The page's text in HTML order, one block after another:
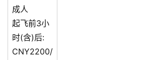
成人
起飞前3小
时(含)后:
CNY2200/